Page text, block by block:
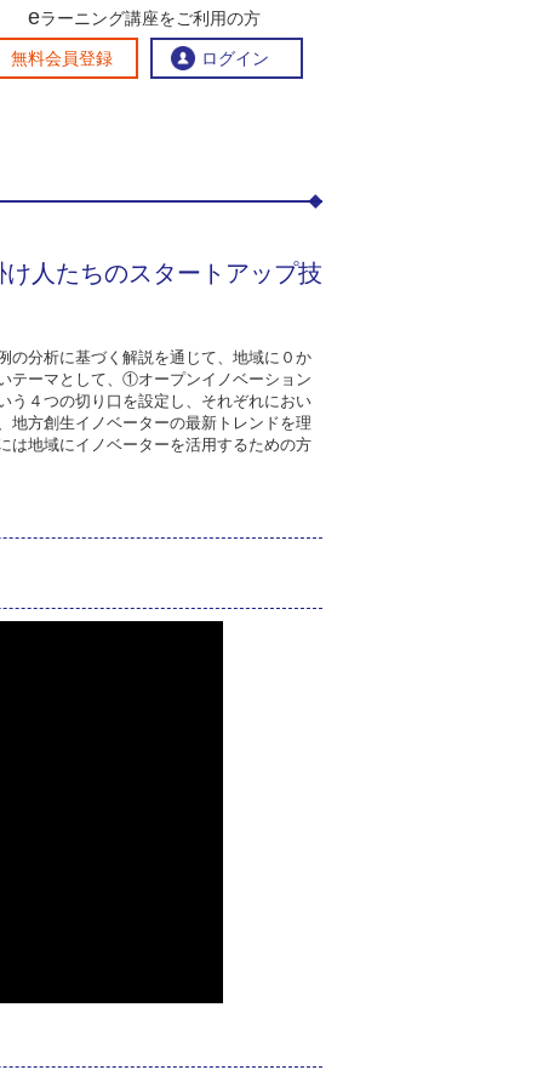
民連携講座
流ひろば
方創生に役立つコンテンツ集
eラーニング講座をご利用の方
無料会員登録 ログイン
創生イノベーター講座～まちづくり仕掛け人たちの
人たちのスタートアップ技
の分析に基づく解説を通じて、地域に０か
テーマとして、①オープンイノベーション
４つの切り口を設定し、それぞれにおい
地方創生イノベーターの最新トレンドを理
は地域にイノベーターを活用するための方